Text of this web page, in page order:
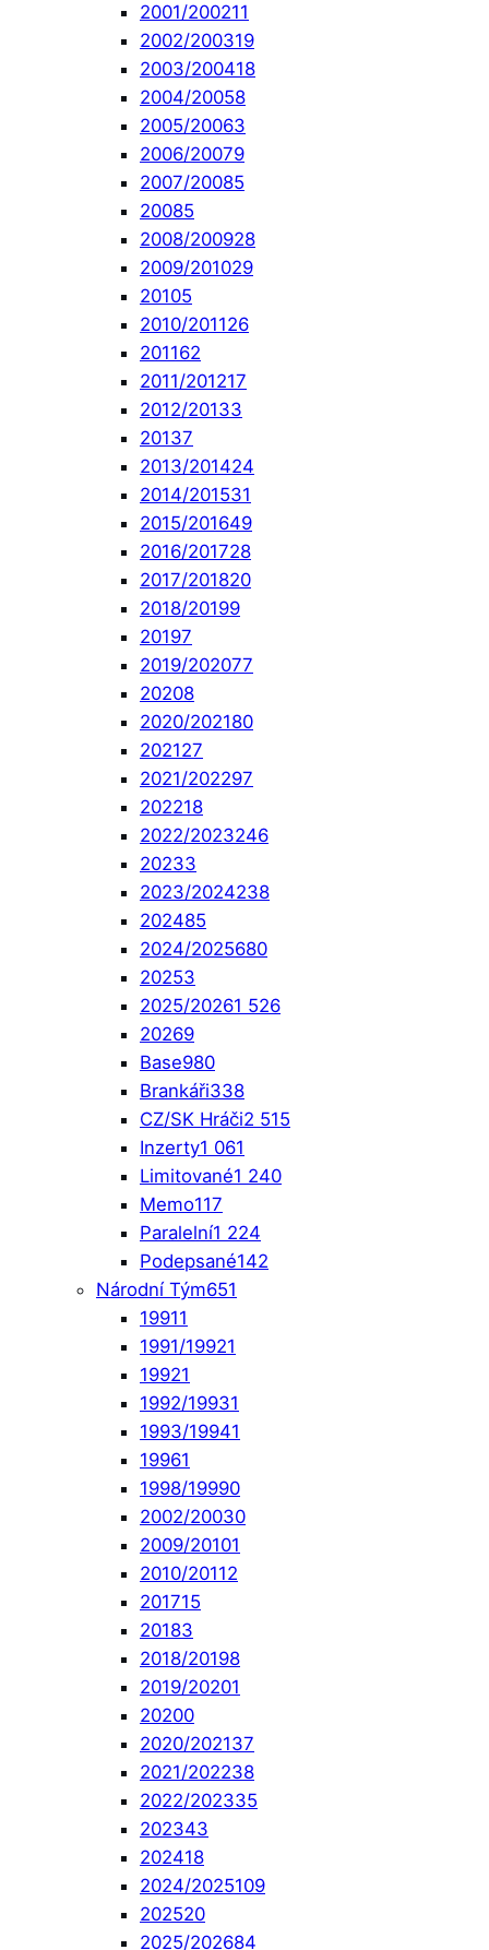
2001/200211
2002/200319
2003/200418
2004/20058
2005/20063
2006/20079
2007/20085
20085
2008/200928
2009/201029
20105
2010/201126
201162
2011/201217
2012/20133
20137
2013/201424
2014/201531
2015/201649
2016/201728
2017/201820
2018/20199
20197
2019/202077
20208
2020/202180
202127
2021/202297
202218
2022/2023246
20233
2023/2024238
202485
2024/2025680
20253
2025/20261 526
20269
Base980
Brankáři338
CZ/SK Hráči2 515
Inzerty1 061
Limitované1 240
Memo117
Paralelní1 224
Podepsané142
Národní Tým651
19911
1991/19921
19921
1992/19931
1993/19941
19961
1998/19990
2002/20030
2009/20101
2010/20112
201715
20183
2018/20198
2019/20201
20200
2020/202137
2021/202238
2022/202335
202343
202418
2024/2025109
202520
2025/202684